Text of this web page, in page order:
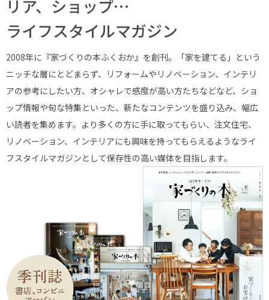
リア、ショップ…
ライフスタイルマガジン
2008年に『家づくりの本ふくおか』を創刊。「家を建てる」という
ニッチな層にとどまらず、リフォームやリノベーション、インテリ
アの参考にしたい方、オシャレで感度が高い方たちなどなど、ショ
ップ情報や旬な特集といった、新たなコンテンツを盛り込み、幅広
い読者を集めます。より多くの方に手に取ってもらい、注文住宅、
リノベーション、インテリアにも興味を持ってもらえるようなライ
フスタイルマガジンとして保存性の高い媒体を目指します。